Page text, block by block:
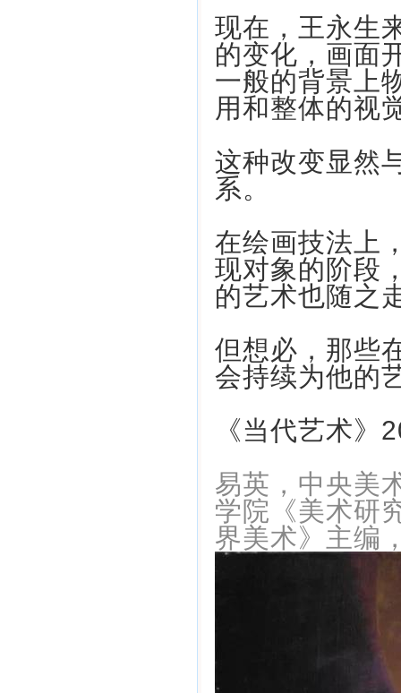
现在，王永生
的变化，画面
一般的背景上
用和整体的视
这种改变显然
系。
在绘画技法上
现对象的阶段
的艺术也随之
但想必，那些
会持续为他的
《当代艺术》
易英，中央美
学院《美术研
界美术》主编